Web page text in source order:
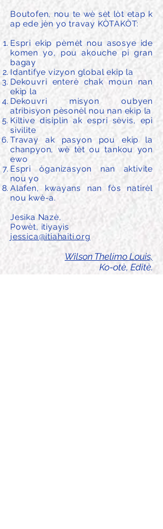
Boutofen, nou te wè sèt lòt etap k
ap ede jèn yo travay KÒTAKÒT:
Espri ekip pèmèt nou asosye ide
komen yo, pou akouche pi gran
bagay
Idantifye vizyon global ekip la
Dekouvri enterè chak moun nan
ekip la
Dekouvri misyon oubyen
atribisyon pèsonèl nou nan ekip la
Kiltive disiplin ak espri sèvis, epi
sivilite
Travay ak pasyon pou ekip la
chanpyon, wè tèt ou tankou yon
ewo
Espri òganizasyon nan aktivite
nou yo
Alafen, kwayans nan fòs natirèl
nou kwè-a.
Jesika Nazè,
Powèt, itiyayis
jessica@itiahaiti.org
Wilson Thelimo Louis,
Ko-otè, Editè.